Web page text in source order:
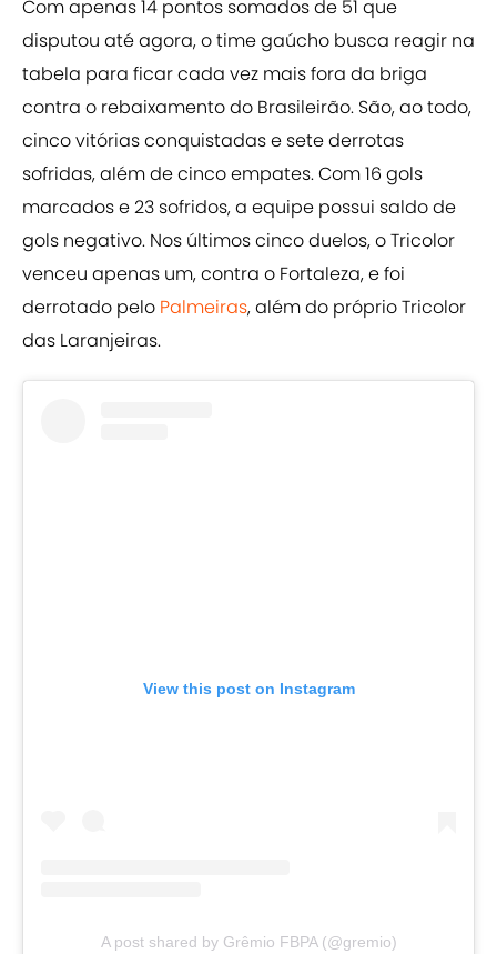
Com apenas 14 pontos somados de 51 que
disputou até agora, o time gaúcho busca reagir na
tabela para ficar cada vez mais fora da briga
contra o rebaixamento do Brasileirão. São, ao todo,
cinco vitórias conquistadas e sete derrotas
sofridas, além de cinco empates. Com 16 gols
marcados e 23 sofridos, a equipe possui saldo de
gols negativo. Nos últimos cinco duelos, o Tricolor
venceu apenas um, contra o Fortaleza, e foi
derrotado pelo Palmeiras, além do próprio Tricolor
das Laranjeiras.
View this post on Instagram
A post shared by Grêmio FBPA (@gremio)